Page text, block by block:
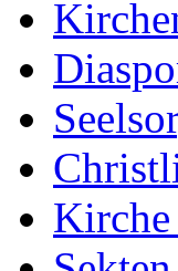
Kirche